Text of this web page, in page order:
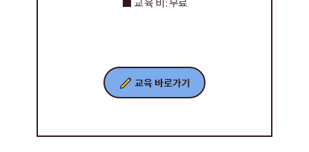
■ 교 육 비 : 무료